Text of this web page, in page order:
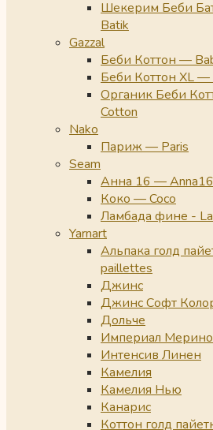
Шекерим Беби
Batik
Gazzal
Беби Коттон —
Беби Коттон XL —
Органик Беби
Cotton
Nako
Париж — Paris
Seam
Анна 16 — Anna16
Коко — Coco
Ламбада фине -
Yarnart
Альпака голд
paillettes
Джинс
Джинс Софт
Дольче
Империал
Интенсив Линен
Камелия
Камелия Нью
Канарис
Коттон голд